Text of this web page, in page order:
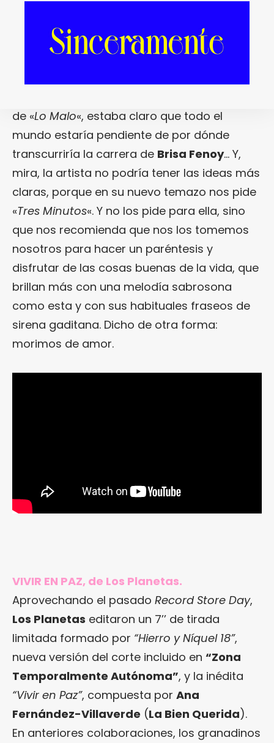
de «Lo Malo«, estaba claro que todo el
mundo estaría pendiente de por dónde
transcurriría la carrera de Brisa Fenoy… Y,
mira, la artista no podría tener las ideas más
claras, porque en su nuevo temazo nos pide
«Tres Minutos«. Y no los pide para ella, sino
que nos recomienda que nos los tomemos
nosotros para hacer un paréntesis y
disfrutar de las cosas buenas de la vida, que
brillan más con una melodía sabrosona
como esta y con sus habituales fraseos de
sirena gaditana. Dicho de otra forma:
morimos de amor.
VIVIR EN PAZ, de Los Planetas.
Aprovechando el pasado Record Store Day,
Los Planetas editaron un 7’’ de tirada
limitada formado por “Hierro y Níquel 18”,
nueva versión del corte incluido en “Zona
Temporalmente Autónoma”, y la inédita
“Vivir en Paz”, compuesta por Ana
Fernández-Villaverde (La Bien Querida).
En anteriores colaboraciones, los granadinos